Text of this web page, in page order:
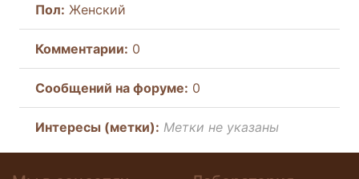
Пол: Женский
Комментарии: 0
Cообщений на форуме: 0
Интересы (метки): Метки не указаны